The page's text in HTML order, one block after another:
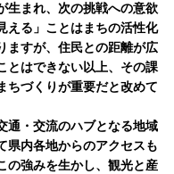
生まれ、次の挑戦への意欲
える」ことはまちの活性化
ますが、住民との距離が広
とはできない以上、その課
ちづくりが重要だと改めて
通・交流のハブとなる地域
県内各地からのアクセスも
の強みを生かし、観光と産